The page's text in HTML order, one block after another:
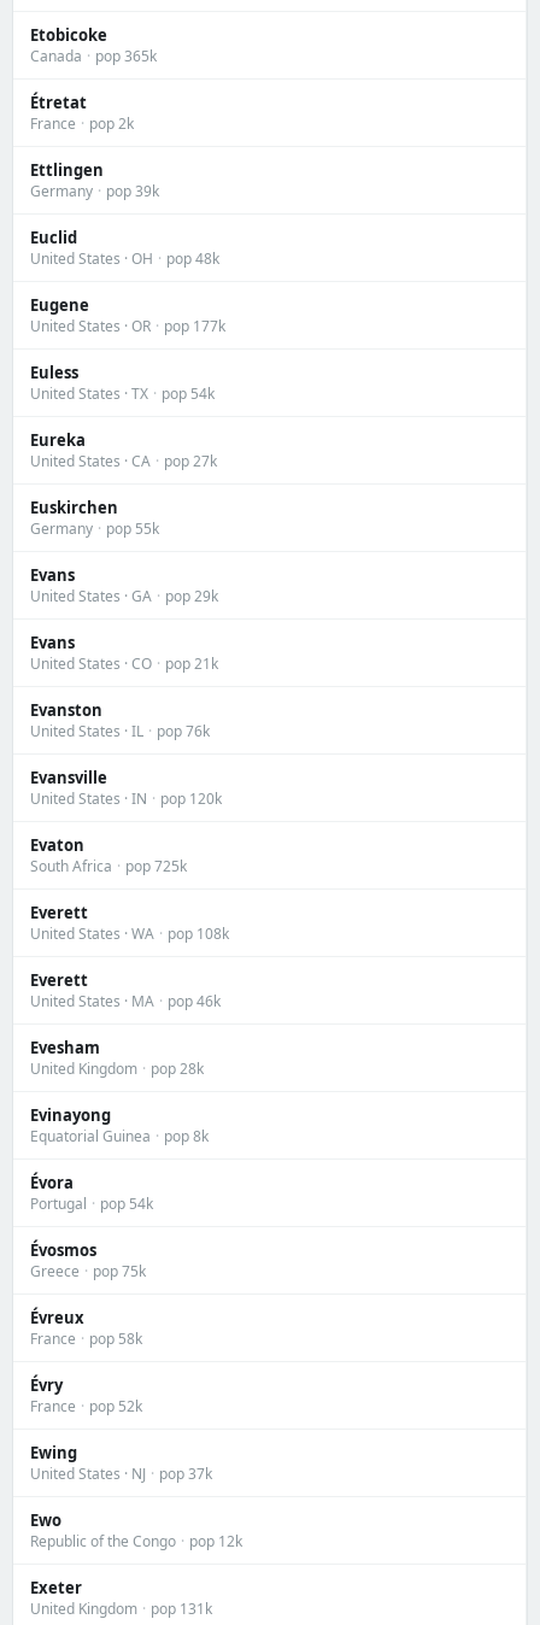
Etobicoke
Canada · pop 365k
Étretat
France · pop 2k
Ettlingen
Germany · pop 39k
Euclid
United States · OH · pop 48k
Eugene
United States · OR · pop 177k
Euless
United States · TX · pop 54k
Eureka
United States · CA · pop 27k
Euskirchen
Germany · pop 55k
Evans
United States · GA · pop 29k
Evans
United States · CO · pop 21k
Evanston
United States · IL · pop 76k
Evansville
United States · IN · pop 120k
Evaton
South Africa · pop 725k
Everett
United States · WA · pop 108k
Everett
United States · MA · pop 46k
Evesham
United Kingdom · pop 28k
Evinayong
Equatorial Guinea · pop 8k
Évora
Portugal · pop 54k
Évosmos
Greece · pop 75k
Évreux
France · pop 58k
Évry
France · pop 52k
Ewing
United States · NJ · pop 37k
Ewo
Republic of the Congo · pop 12k
Exeter
United Kingdom · pop 131k